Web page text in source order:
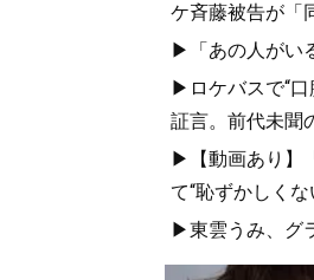
ケ斉藤被告が「
▶「あの人がい
▶ロケバスで“口
証言。前代未聞
▶【動画あり】
て“恥ずかしく
▶東雲うみ、グ